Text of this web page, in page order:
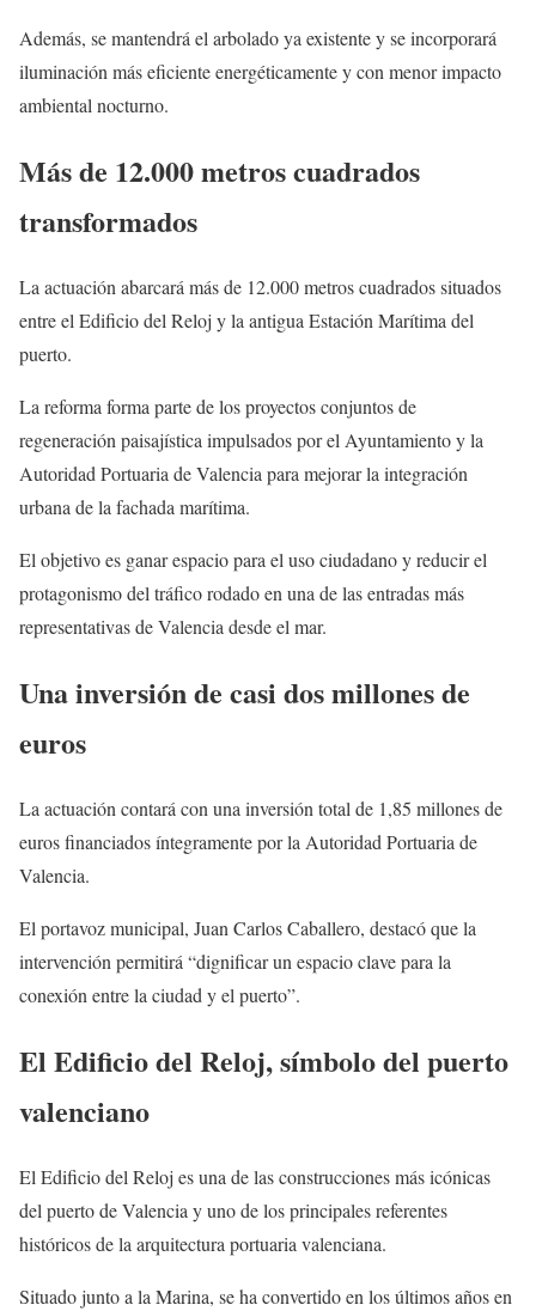
Además, se mantendrá el arbolado ya existente y se incorporará
iluminación más eficiente energéticamente y con menor impacto
ambiental nocturno.
Más de 12.000 metros cuadrados
transformados
La actuación abarcará más de 12.000 metros cuadrados situados
entre el Edificio del Reloj y la antigua Estación Marítima del
puerto.
La reforma forma parte de los proyectos conjuntos de
regeneración paisajística impulsados por el Ayuntamiento y la
Autoridad Portuaria de Valencia para mejorar la integración
urbana de la fachada marítima.
El objetivo es ganar espacio para el uso ciudadano y reducir el
protagonismo del tráfico rodado en una de las entradas más
representativas de Valencia desde el mar.
Una inversión de casi dos millones de
euros
La actuación contará con una inversión total de 1,85 millones de
euros financiados íntegramente por la Autoridad Portuaria de
Valencia.
El portavoz municipal, Juan Carlos Caballero, destacó que la
intervención permitirá “dignificar un espacio clave para la
conexión entre la ciudad y el puerto”.
El Edificio del Reloj, símbolo del puerto
valenciano
El Edificio del Reloj es una de las construcciones más icónicas
del puerto de Valencia y uno de los principales referentes
históricos de la arquitectura portuaria valenciana.
Situado junto a la Marina, se ha convertido en los últimos años en